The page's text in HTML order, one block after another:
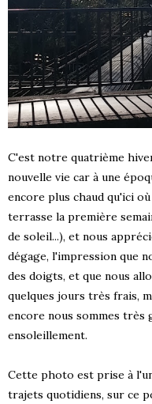
C'est notre quatrième
nouvelle vie car à une
encore plus chaud qu'ici
terrasse la première
de soleil...), et nous
dégage, l'impression que
des doigts, et que nous
quelques jours très frais,
encore nous sommes très
ensoleillement.
Cette photo est prise à
trajets quotidiens, sur ce
!